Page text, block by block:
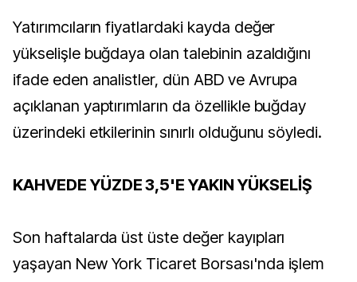
Yatırımcıların fiyatlardaki kayda değer
yükselişle buğdaya olan talebinin azaldığını
ifade eden analistler, dün ABD ve Avrupa
açıklanan yaptırımların da özellikle buğday
üzerindeki etkilerinin sınırlı olduğunu söyledi.
KAHVEDE YÜZDE 3,5'E YAKIN YÜKSELİŞ
Son haftalarda üst üste değer kayıpları
yaşayan New York Ticaret Borsası'nda işlem